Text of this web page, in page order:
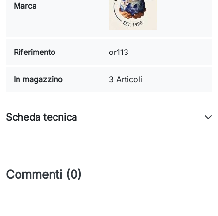
Marca
Riferimento or113
In magazzino 3 Articoli
Scheda tecnica
Commenti (0)